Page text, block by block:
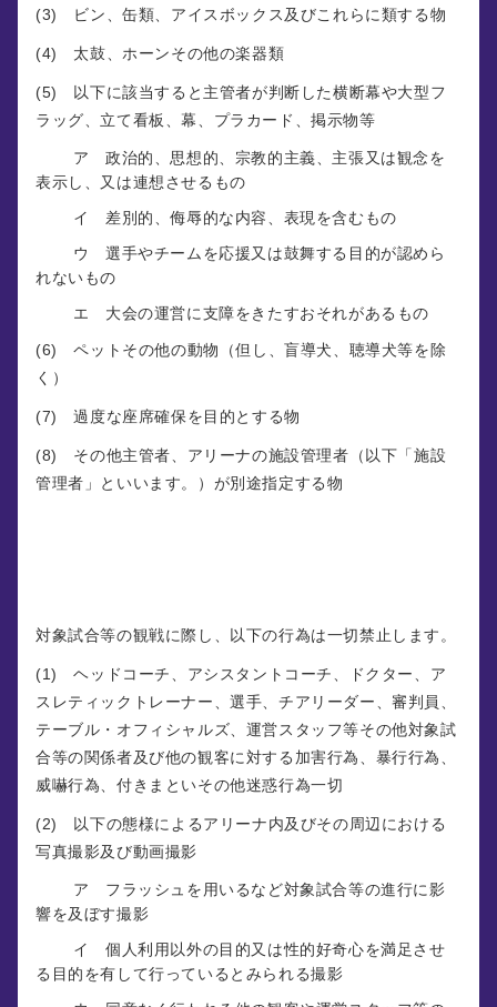
(3) ビン、缶類、アイスボックス及びこれらに類する物
(4) 太鼓、ホーンその他の楽器類
(5) 以下に該当すると主管者が判断した横断幕や大型フ
ラッグ、立て看板、幕、プラカード、掲示物等
ア 政治的、思想的、宗教的主義、主張又は観念を
表示し、又は連想させるもの
イ 差別的、侮辱的な内容、表現を含むもの
ウ 選手やチームを応援又は鼓舞する目的が認めら
れないもの
エ 大会の運営に支障をきたすおそれがあるもの
(6) ペットその他の動物（但し、盲導犬、聴導犬等を除
く）
(7) 過度な座席確保を目的とする物
(8) その他主管者、アリーナの施設管理者（以下「施設
管理者」といいます。）が別途指定する物
対象試合等の観戦に際し、以下の行為は一切禁止します。
(1) ヘッドコーチ、アシスタントコーチ、ドクター、ア
スレティックトレーナー、選手、チアリーダー、審判員、
テーブル・オフィシャルズ、運営スタッフ等その他対象試
合等の関係者及び他の観客に対する加害行為、暴行行為、
威嚇行為、付きまといその他迷惑行為一切
(2) 以下の態様によるアリーナ内及びその周辺における
写真撮影及び動画撮影
ア フラッシュを用いるなど対象試合等の進行に影
響を及ぼす撮影
イ 個人利用以外の目的又は性的好奇心を満足させ
る目的を有して行っているとみられる撮影